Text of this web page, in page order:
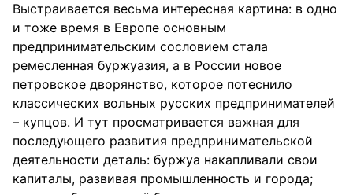
Выстраивается весьма интересная картина: в одно
и тоже время в Европе основным
предпринимательским сословием стала
ремесленная буржуазия, а в России новое
петровское дворянство, которое потеснило
классических вольных русских предпринимателей
– купцов. И тут просматривается важная для
последующего развития предпринимательской
деятельности деталь: буржуа накапливали свои
капиталы, развивая промышленность и города;